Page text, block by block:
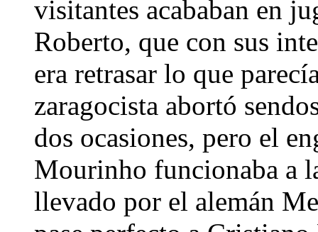
visitantes acababan en
Roberto, que con sus
era retrasar lo que
zaragocista abortó
dos ocasiones, pero el
Mourinho funcionaba a
llevado por el alemán